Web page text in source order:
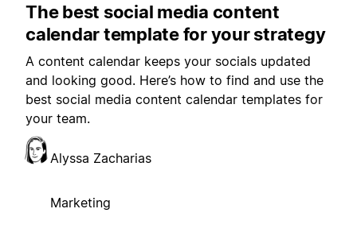
The best social media content
calendar template for your strategy
A content calendar keeps your socials updated
and looking good. Here’s how to find and use the
best social media content calendar templates for
your team.
Alyssa Zacharias
Marketing